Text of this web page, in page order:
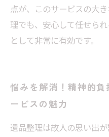
点が、このサービスの大
理でも、安心して任せら
として非常に有効です。
悩みを解消！精神的
ービスの魅力
遺品整理は故人の思い出